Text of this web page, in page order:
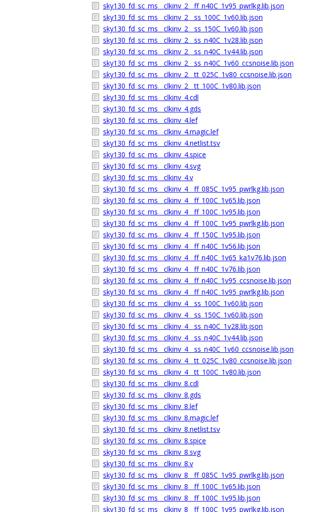
sky130_fd_sc_ms__clkinv_2__ff_n40C_1v95_pwrlkg.lib.json
sky130_fd_sc_ms__clkinv_2__ss_100C_1v60.lib.json
sky130_fd_sc_ms__clkinv_2__ss_150C_1v60.lib.json
sky130_fd_sc_ms__clkinv_2__ss_n40C_1v28.lib.json
sky130_fd_sc_ms__clkinv_2__ss_n40C_1v44.lib.json
sky130_fd_sc_ms__clkinv_2__ss_n40C_1v60_ccsnoise.lib.json
sky130_fd_sc_ms__clkinv_2__tt_025C_1v80_ccsnoise.lib.json
sky130_fd_sc_ms__clkinv_2__tt_100C_1v80.lib.json
sky130_fd_sc_ms__clkinv_4.cdl
sky130_fd_sc_ms__clkinv_4.gds
sky130_fd_sc_ms__clkinv_4.lef
sky130_fd_sc_ms__clkinv_4.magic.lef
sky130_fd_sc_ms__clkinv_4.netlist.tsv
sky130_fd_sc_ms__clkinv_4.spice
sky130_fd_sc_ms__clkinv_4.svg
sky130_fd_sc_ms__clkinv_4.v
sky130_fd_sc_ms__clkinv_4__ff_085C_1v95_pwrlkg.lib.json
sky130_fd_sc_ms__clkinv_4__ff_100C_1v65.lib.json
sky130_fd_sc_ms__clkinv_4__ff_100C_1v95.lib.json
sky130_fd_sc_ms__clkinv_4__ff_100C_1v95_pwrlkg.lib.json
sky130_fd_sc_ms__clkinv_4__ff_150C_1v95.lib.json
sky130_fd_sc_ms__clkinv_4__ff_n40C_1v56.lib.json
sky130_fd_sc_ms__clkinv_4__ff_n40C_1v65_ka1v76.lib.json
sky130_fd_sc_ms__clkinv_4__ff_n40C_1v76.lib.json
sky130_fd_sc_ms__clkinv_4__ff_n40C_1v95_ccsnoise.lib.json
sky130_fd_sc_ms__clkinv_4__ff_n40C_1v95_pwrlkg.lib.json
sky130_fd_sc_ms__clkinv_4__ss_100C_1v60.lib.json
sky130_fd_sc_ms__clkinv_4__ss_150C_1v60.lib.json
sky130_fd_sc_ms__clkinv_4__ss_n40C_1v28.lib.json
sky130_fd_sc_ms__clkinv_4__ss_n40C_1v44.lib.json
sky130_fd_sc_ms__clkinv_4__ss_n40C_1v60_ccsnoise.lib.json
sky130_fd_sc_ms__clkinv_4__tt_025C_1v80_ccsnoise.lib.json
sky130_fd_sc_ms__clkinv_4__tt_100C_1v80.lib.json
sky130_fd_sc_ms__clkinv_8.cdl
sky130_fd_sc_ms__clkinv_8.gds
sky130_fd_sc_ms__clkinv_8.lef
sky130_fd_sc_ms__clkinv_8.magic.lef
sky130_fd_sc_ms__clkinv_8.netlist.tsv
sky130_fd_sc_ms__clkinv_8.spice
sky130_fd_sc_ms__clkinv_8.svg
sky130_fd_sc_ms__clkinv_8.v
sky130_fd_sc_ms__clkinv_8__ff_085C_1v95_pwrlkg.lib.json
sky130_fd_sc_ms__clkinv_8__ff_100C_1v65.lib.json
sky130_fd_sc_ms__clkinv_8__ff_100C_1v95.lib.json
sky130_fd_sc_ms__clkinv_8__ff_100C_1v95_pwrlkg.lib.json